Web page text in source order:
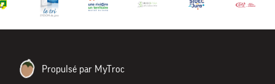
Propulsé par MyTroc